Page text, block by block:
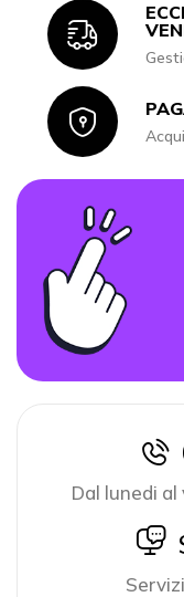
Icon
Icon
Dal lunedi